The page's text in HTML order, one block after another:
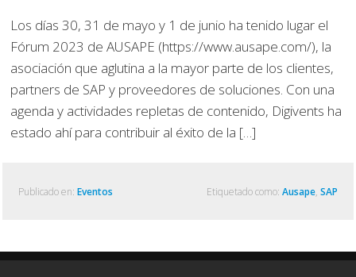
Los días 30, 31 de mayo y 1 de junio ha tenido lugar el
Fórum 2023 de AUSAPE (https://www.ausape.com/), la
asociación que aglutina a la mayor parte de los clientes,
partners de SAP y proveedores de soluciones. Con una
agenda y actividades repletas de contenido, Digivents ha
estado ahí para contribuir al éxito de la […]
Publicado en: Eventos Etiquetado como: Ausape, SAP